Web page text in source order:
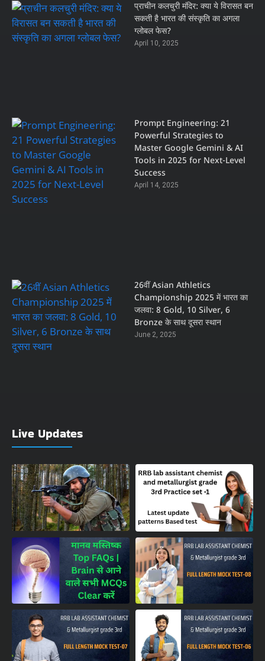
प्राचीन कलचुरी मंदिर: क्या ये विरासत बन
सकती है भारत की संस्कृति का अगला
ग्लोबल फेस?
April 10, 2025
Prompt Engineering: 21
Powerful Strategies to
Master Google Gemini & AI
Tools in 2025 for Next-Level
Success
April 14, 2025
26वीं Asian Athletics
Championship 2025 में भारत का
जलवा: 8 Gold, 10 Silver, 6
Bronze के साथ दूसरा स्थान
June 2, 2025
Live Updates